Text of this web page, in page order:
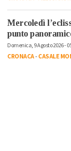
Mercoledì
punto
Domenica, 9 Agosto 2026 -
CRONACA-CASALE